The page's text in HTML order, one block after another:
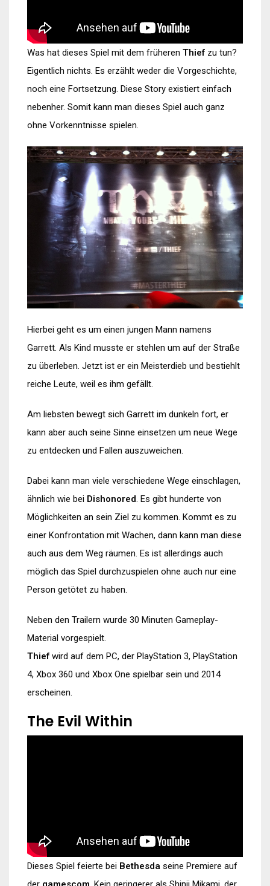
Was hat dieses Spiel mit dem früheren Thief zu tun?
Eigentlich nichts. Es erzählt weder die Vorgeschichte,
noch eine Fortsetzung. Diese Story existiert einfach
nebenher. Somit kann man dieses Spiel auch ganz
ohne Vorkenntnisse spielen.
Hierbei geht es um einen jungen Mann namens
Garrett. Als Kind musste er stehlen um auf der Straße
zu überleben. Jetzt ist er ein Meisterdieb und bestiehlt
reiche Leute, weil es ihm gefällt.
Am liebsten bewegt sich Garrett im dunkeln fort, er
kann aber auch seine Sinne einsetzen um neue Wege
zu entdecken und Fallen auszuweichen.
Dabei kann man viele verschiedene Wege einschlagen,
ähnlich wie bei Dishonored. Es gibt hunderte von
Möglichkeiten an sein Ziel zu kommen. Kommt es zu
einer Konfrontation mit Wachen, dann kann man diese
auch aus dem Weg räumen. Es ist allerdings auch
möglich das Spiel durchzuspielen ohne auch nur eine
Person getötet zu haben.
Neben den Trailern wurde 30 Minuten Gameplay-
Material vorgespielt.
Thief wird auf dem PC, der PlayStation 3, PlayStation
4, Xbox 360 und Xbox One spielbar sein und 2014
erscheinen.
The Evil Within
Dieses Spiel feierte bei Bethesda seine Premiere auf